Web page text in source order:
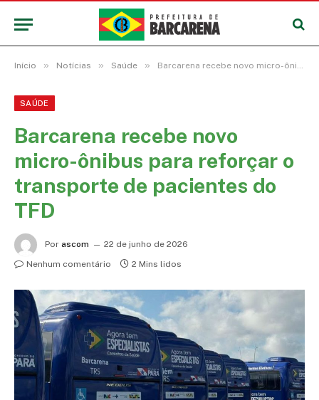
Início » Notícias » Saúde » Barcarena recebe novo micro-ônibus para reforçar o transporte de pacientes do TFD
SAÚDE
Barcarena recebe novo
micro-ônibus para reforçar o
transporte de pacientes do
TFD
Por ascom
22 de junho de 2026
Nenhum comentário
2 Mins lidos